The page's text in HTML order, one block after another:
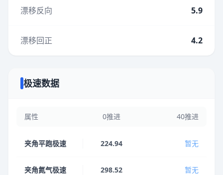
漂移反向 5.9
漂移回正 4.2
极速数据
属性 0推进 40推进
夹角平跑极速 224.94 暂无
夹角氮气极速 298.52 暂无